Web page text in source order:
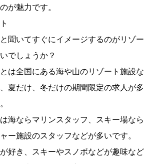
が魅力です。
聞いてすぐにイメージするのがリゾー
でしょうか？
は全国にある海や山のリゾート施設な
夏だけ、冬だけの期間限定の求人が多
海ならマリンスタッフ、スキー場なら
ー施設のスタッフなどが多いです。
好き、スキーやスノボなどが趣味など